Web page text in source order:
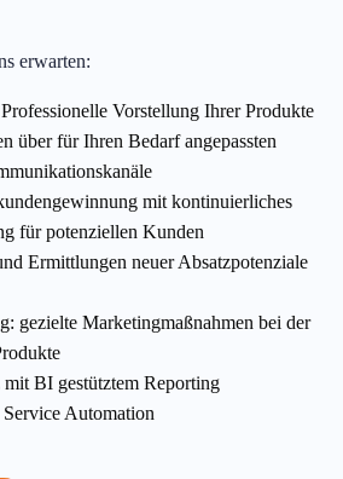
erwarten:
Vorstellung Ihrer Produkte
über für Ihren Bedarf angepassten
mit kontinuierliches
für potenziellen Kunden
Ermittlungen neuer Absatzpotenziale
gezielte Marketingmaßnahmen bei der
mit BI gestütztem Reporting
Automation